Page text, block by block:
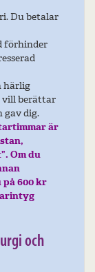
Du betalar
förhinder
härlig
vill berättar
gav dig.
är
Om du
600 kr
och